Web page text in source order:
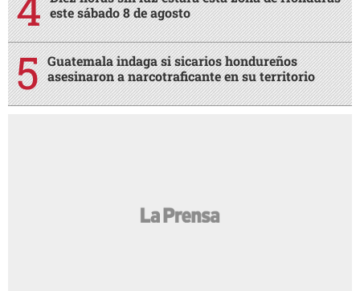
este sábado 8 de agosto
Guatemala indaga si sicarios hondureños
asesinaron a narcotraficante en su territorio